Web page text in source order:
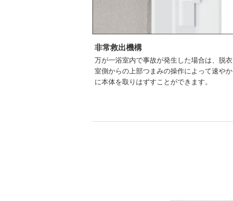
非常救出機構
万が一浴室内で事故が発生した場合は、脱衣
室側からの上部つまみの操作によって速やか
に本体を取りはずすことができます。